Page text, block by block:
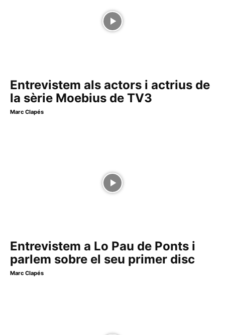
Entrevistem als actors i actrius de
la sèrie Moebius de TV3
Marc Clapés
Entrevistem a Lo Pau de Ponts i
parlem sobre el seu primer disc
Marc Clapés